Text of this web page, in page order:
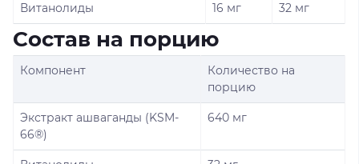
Витанолиды 16 мг 32 мг
Состав на порцию
Компонент
Количество на
порцию
Экстракт ашваганды (KSM-
66®)
640 мг